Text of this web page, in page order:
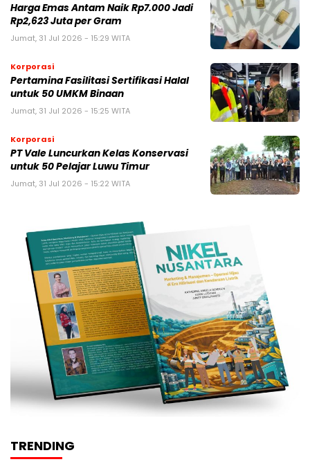
Harga Emas Antam Naik Rp7.000 Jadi
Rp2,623 Juta per Gram
Jumat, 31 Jul 2026 - 15:29 WITA
Korporasi
Pertamina Fasilitasi Sertifikasi Halal
untuk 50 UMKM Binaan
Jumat, 31 Jul 2026 - 15:25 WITA
Korporasi
PT Vale Luncurkan Kelas Konservasi
untuk 50 Pelajar Luwu Timur
Jumat, 31 Jul 2026 - 15:22 WITA
TRENDING